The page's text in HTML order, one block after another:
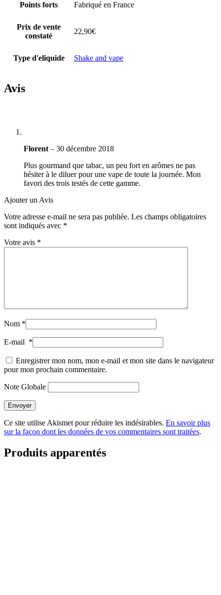
Points forts Fabriqué en France
Prix de vente
constaté
22,90€
Type d'eliquide Shake and vape
Avis
Florent – 30 décembre 2018
Plus gourmand que tabac, un peu fort en arômes ne pas
hésiter à le diluer pour une vape de toute la journée. Mon
favori des trois testés de cette gamme.
Ajouter un Avis
Votre adresse e-mail ne sera pas publiée. Les champs obligatoires
sont indiqués avec *
Votre avis *
Nom *
E-mail *
Enregistrer mon nom, mon e-mail et mon site dans le navigateur
pour mon prochain commentaire.
Note Globale
Envoyer
Ce site utilise Akismet pour réduire les indésirables. En savoir plus
sur la façon dont les données de vos commentaires sont traitées.
Produits apparentés